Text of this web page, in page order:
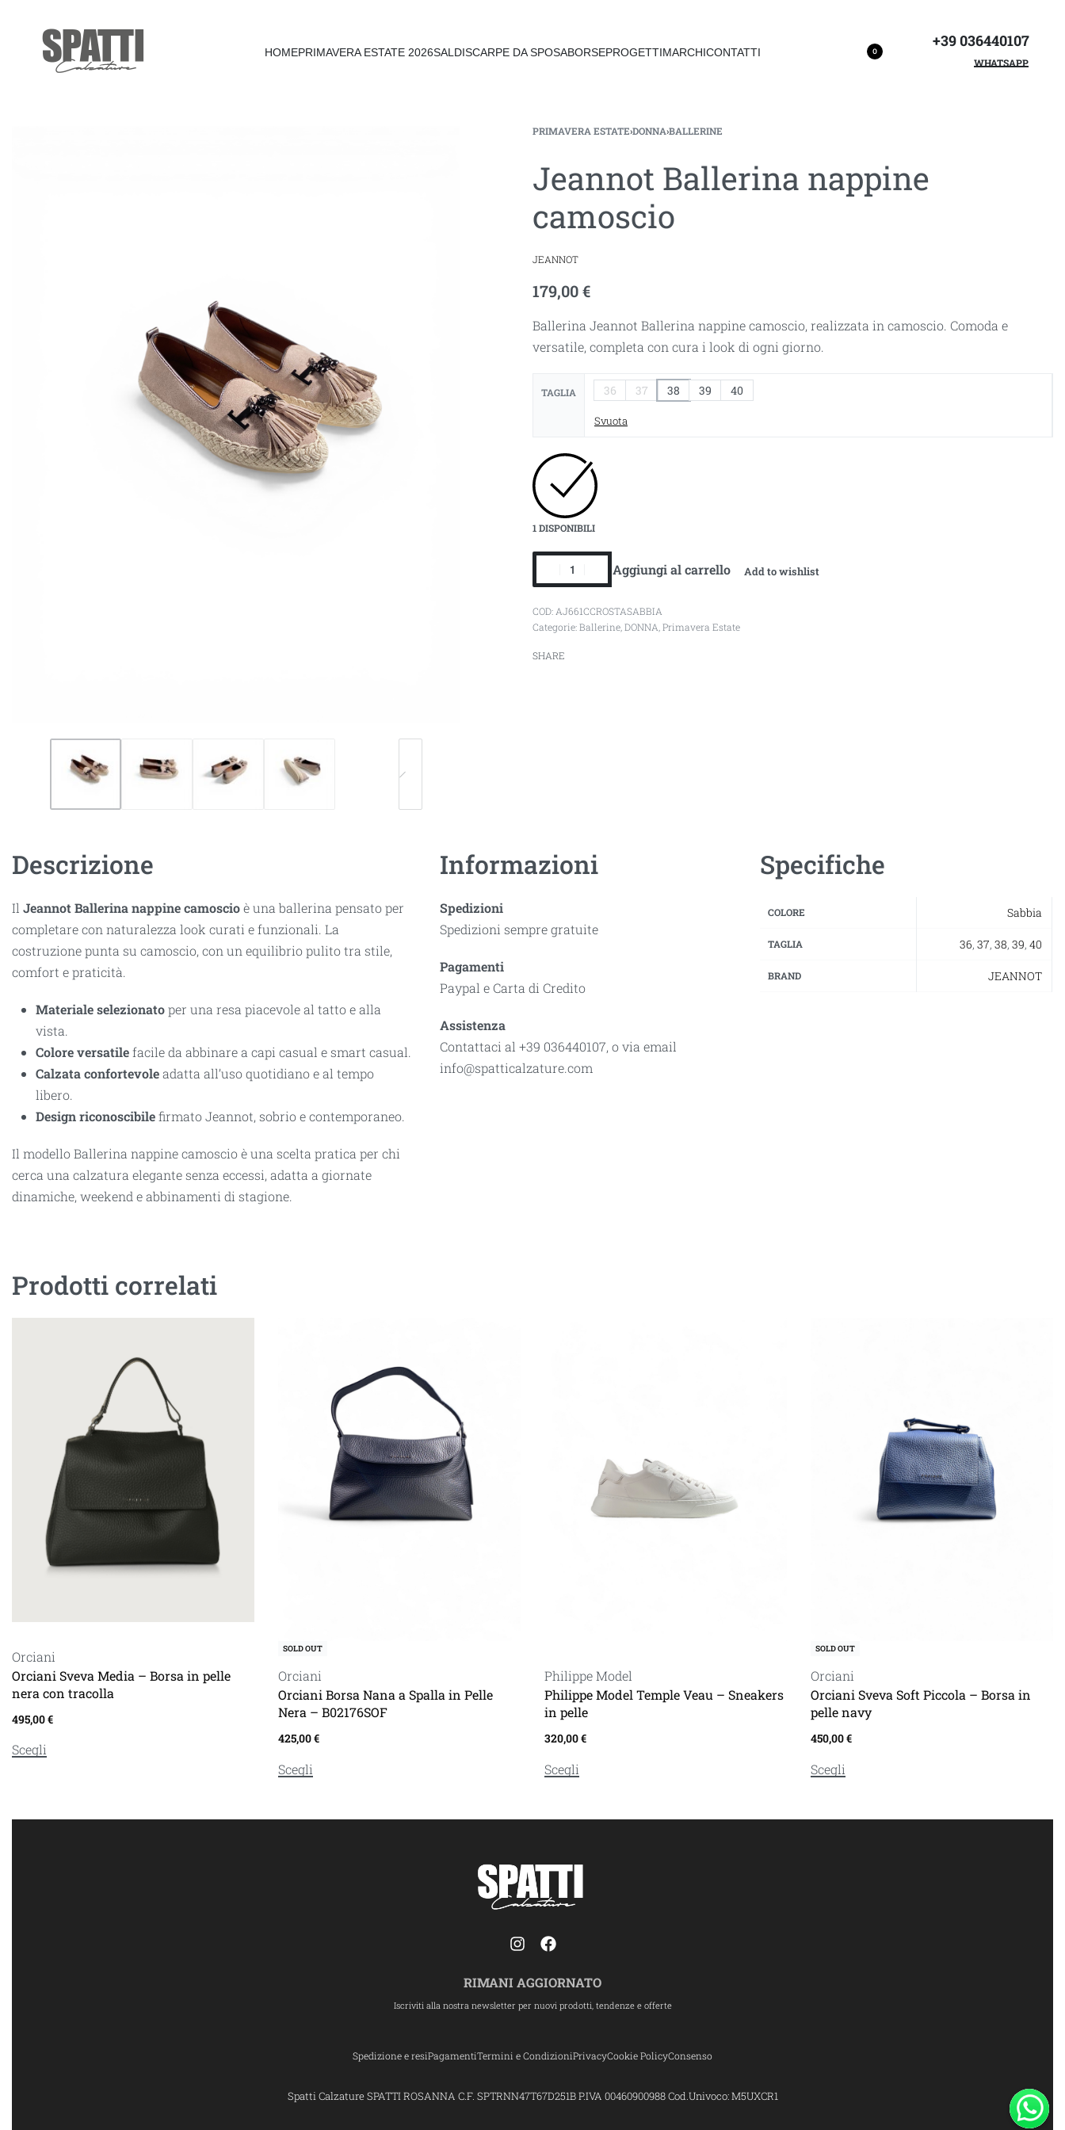
HOMEPRIMAVERA ESTATE 2026SALDISCARPE DA SPOSABORSEPROGETTIMARCHICONTATTI 0
+39 036440107
WHATSAPP
PRIMAVERA ESTATE›DONNA›BALLERINE
Jeannot Ballerina nappine
camoscio
JEANNOT
179,00€
Ballerina Jeannot Ballerina nappine camoscio, realizzata in camoscio. Comoda e
versatile, completa con cura i look di ogni giorno.
TAGLIA 36 37 38 39 40
Svuota
1 DISPONIBILI
Aggiungi al carrello Add to wishlist
AJ661CCROSTASABBIA
Categorie:Ballerine,DONNA,Primavera Estate
SHARE
Descrizione
Il Jeannot Ballerina nappine camoscioè una ballerina pensato per
completare con naturalezza look curati e funzionali. La
costruzione punta su camoscio, con un equilibrio pulito tra stile,
comfort e praticità.
Materiale selezionatoper una resa piacevole al tatto e alla
vista.
Colore versatilefacile da abbinare a capi casual e smart casual.
Calzata confortevoleadatta all’uso quotidiano e al tempo
libero.
Design riconoscibilefirmato Jeannot, sobrio e contemporaneo.
Il modello Ballerina nappine camoscio è una scelta pratica per chi
cerca una calzatura elegante senza eccessi, adatta a giornate
dinamiche, weekend e abbinamenti di stagione.
Informazioni
Spedizioni
Spedizioni sempre gratuite
Pagamenti
Paypal e Carta di Credito
Assistenza
Contattaci al +39 036440107, o via email
info@spatticalzature.com
Specifiche
COLORE Sabbia
TAGLIA 36,37,38,39,40
BRAND JEANNOT
Prodotti correlati
Orciani
Orciani Sveva Media – Borsa in pelle
nera con tracolla
495,00€
Scegli
SOLD OUT
Orciani
Orciani Borsa Nana a Spalla in Pelle
Nera – B02176SOF
425,00€
Scegli
Philippe Model
Philippe Model Temple Veau – Sneakers
in pelle
320,00€
Scegli
SOLD OUT
Orciani
Orciani Sveva Soft Piccola – Borsa in
pelle navy
450,00€
Scegli
RIMANI AGGIORNATO
Iscriviti alla nostra newsletter per nuovi prodotti, tendenze e offerte
Spedizione e resiPagamentiTermini e CondizioniPrivacyCookie PolicyConsenso
Spatti Calzature SPATTI ROSANNA C.F. SPTRNN47T67D251B P.IVA 00460900988 Cod.Univoco: M5UXCR1